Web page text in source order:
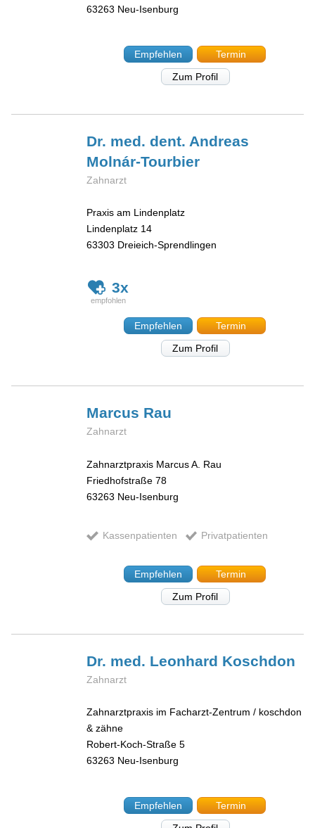
63263 Neu-Isenburg
Empfehlen
Termin
Zum Profil
Dr. med. dent. Andreas
Molnár-Tourbier
Zahnarzt
Praxis am Lindenplatz
Lindenplatz 14
63303 Dreieich-Sprendlingen
3x
Empfehlen
Termin
Zum Profil
Marcus Rau
Zahnarzt
Zahnarztpraxis Marcus A. Rau
Friedhofstraße 78
63263 Neu-Isenburg
Kassenpatienten Privatpatienten
Empfehlen
Termin
Zum Profil
Dr. med. Leonhard Koschdon
Zahnarzt
Zahnarztpraxis im Facharzt-Zentrum / koschdon
& zähne
Robert-Koch-Straße 5
63263 Neu-Isenburg
Empfehlen
Termin